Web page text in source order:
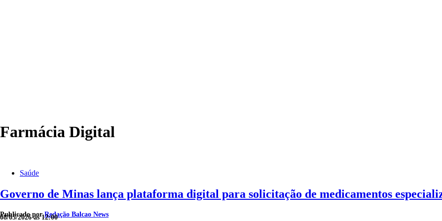
Farmácia Digital
Saúde
Governo de Minas lança plataforma digital para solicitação de medicamentos
Publicado porRedação Balcao News
08/05/2026 às 12:00